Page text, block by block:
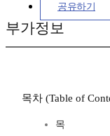
공유하기
부가정보
목차 (Table of
목